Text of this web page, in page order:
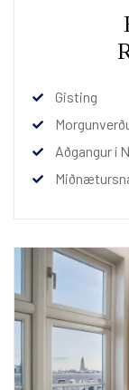
Gisting
Aðgangur í